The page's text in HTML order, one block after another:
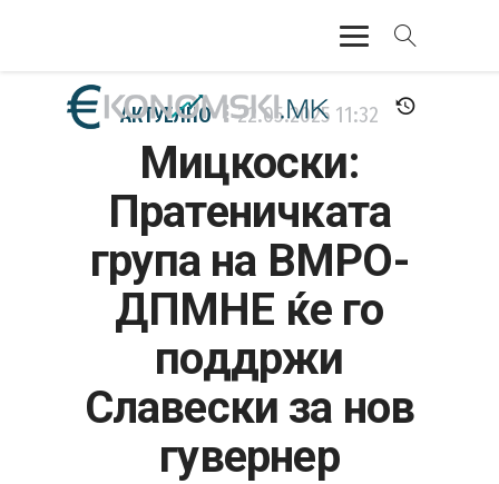
АКТУЕЛНО
ЕКОНОМИЈА
ФИНАНСИИ
БАНКАРСТВО
ЖИВОТ
МОЗАИК
АКТУЕЛНО 22.05.2025 11:32
Мицкоски:
Пратеничката
група на ВМРО-
ДПМНЕ ќе го
поддржи
Славески за нов
гувернер